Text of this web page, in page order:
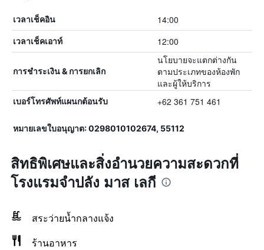
เวลาเช็คอิน 14:00
เวลาเช็คเอาท์ 12:00
การชำระเงิน & การยกเลิก
นโยบายจะแตกต่างกัน
ตามประเภทของห้องพัก
และผู้ให้บริการ
เบอร์โทรศัพท์แผนกต้อนรับ +62 361 751 461
หมายเลขใบอนุญาต: 0298010102674, 55112
สิทธิพิเศษและสิ่งอำนวยความสะดวกที่
โรงแรมจำปลัง มาส เลกี
สระว่ายน้ำกลางแจ้ง
ร้านอาหาร